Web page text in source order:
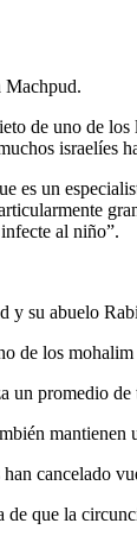
Machpud.
de uno de
israelíes
es un
al niño”.
y su abuelo
de los
un promedio
mantienen
cancelado
de que la